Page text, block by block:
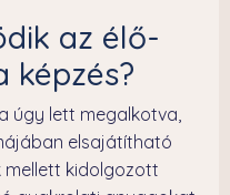
az élő-
képzés?
úgy lett megalkotva,
elsajátítható
mellett kidolgozott